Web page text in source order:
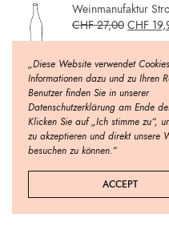
Weinmanufaktur
CHF27,00 CHF
„Diese Website verwendet
Informationen dazu und zu Ihren
Benutzer finden Sie in unserer
Datenschutzerklärung am Ende
Klicken Sie auf „Ich stimme zu“,
zu akzeptieren und direkt unsere
besuchen zu können.“
ACCEPT